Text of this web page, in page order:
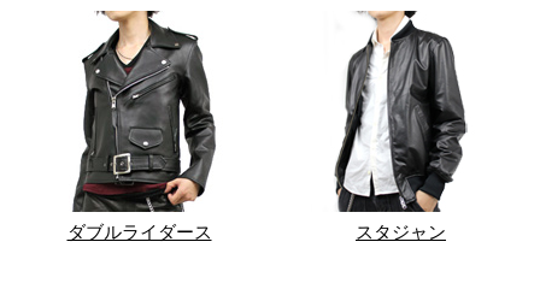
ダブルライダース スタジャン